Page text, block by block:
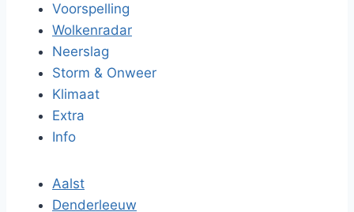
Voorspelling
Wolkenradar
Neerslag
Storm & Onweer
Klimaat
Extra
Info
Aalst
Denderleeuw